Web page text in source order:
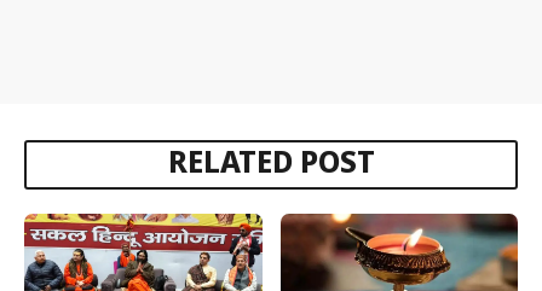
RELATED POST